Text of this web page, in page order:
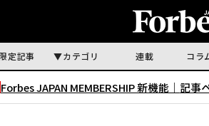
定記事 カテゴリ 連載 コラ
Forbes JAPAN MEMBERSHIP 新機能｜ 記事